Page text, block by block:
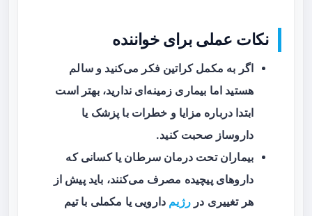
نکات عملی برای خواننده
اگر به مکمل کراتین فکر می‌کنید و سالم
هستید اما بیماری زمینه‌ای ندارید، بهتر است
ابتدا درباره مزایا و خطرات با پزشک یا
داروساز صحبت کنید.
بیماران تحت درمان سرطان یا کسانی که
داروهای پیچیده مصرف می‌کنند، باید پیش از
هر تغییری دررژیم دارویی یا مکملی با تیم